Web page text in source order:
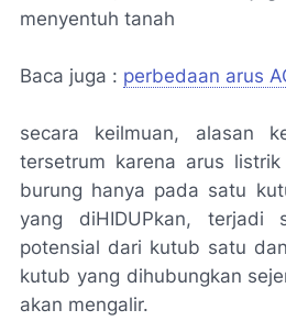
menyentuh tanah
Baca juga : perbedaan arus
secara keilmuan, alasan
tersetrum karena arus
burung hanya pada satu
yang diHIDUPkan, terjadi
potensial dari kutub satu
kutub yang dihubungkan
akan mengalir.